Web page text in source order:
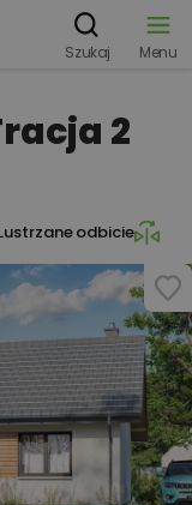
Szukaj Menu
2
odbicie